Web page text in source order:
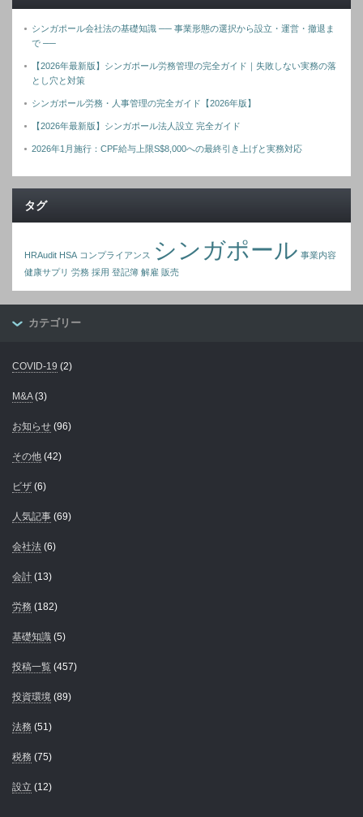
シンガポール会社法の基礎知識 ── 事業形態の選択から設立・運営・撤退ま
で ──
【2026年最新版】シンガポール労務管理の完全ガイド｜失敗しない実務の落
とし穴と対策
シンガポール労務・人事管理の完全ガイド【2026年版】
【2026年最新版】シンガポール法人設立 完全ガイド
2026年1月施行：CPF給与上限S$8,000への最終引き上げと実務対応
タグ
HRAudit HSA コンプライアンス シンガポール 事業内容
健康サプリ 労務 採用 登記簿 解雇 販売
カテゴリー
COVID-19 (2)
M&A(3)
お知らせ (96)
その他 (42)
ビザ (6)
人気記事 (69)
会社法 (6)
会計 (13)
労務 (182)
基礎知識 (5)
投稿一覧 (457)
投資環境 (89)
法務 (51)
税務 (75)
設立 (12)